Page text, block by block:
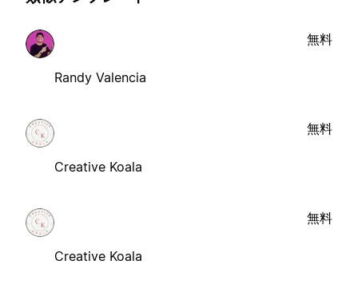
Randy Valencia
無料
Creative Koala
無料
Creative Koala
無料